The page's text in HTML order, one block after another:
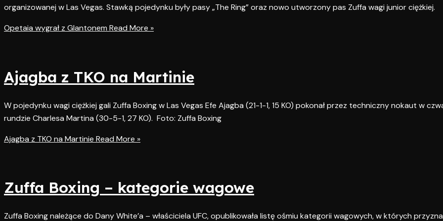
organizowanej w Las Vegas. Stawką pojedynku były pasy „The Ring” oraz nowo utworzony pas Zuffa wagi junior ciężkiej.
Opetaia wygrał z Glantonem Read More »
Ajagba z TKO na Martinie
W pojedynku wagi ciężkiej gali Zuffa Boxing w Las Vegas Efe Ajagba (21-1-1, 15 KO) pokonał przez techniczny nokaut w
rundzie Charlesa Martina (30-5-1, 27 KO). Foto: Zuffa Boxing
Ajagba z TKO na Martinie Read More »
Zuffa Boxing – kategorie wagowe
Zuffa Boxing należące do Dany White’a – właściciela UFC, opublikowała listę ośmiu kategorii wagowych, w których